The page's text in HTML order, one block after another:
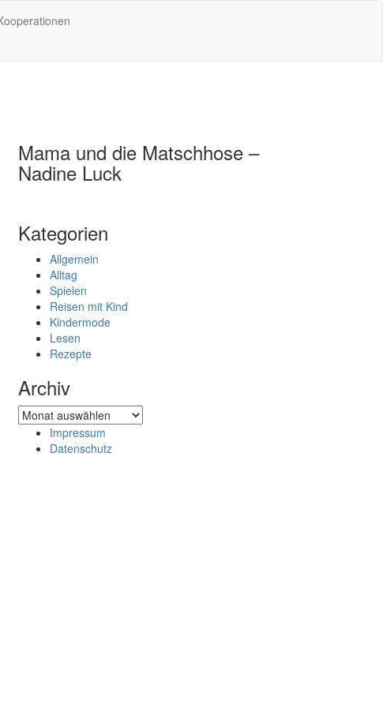
Mama und die Matschhose –
Nadine Luck
Kategorien
Allgemein
Alltag
Spielen
Reisen mit Kind
Kindermode
Lesen
Rezepte
Archiv
Archiv
Impressum
Datenschutz